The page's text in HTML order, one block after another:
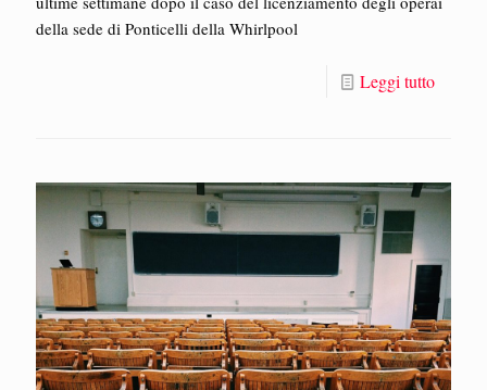
della sede di Ponticelli della Whirlpool
Leggi tutto